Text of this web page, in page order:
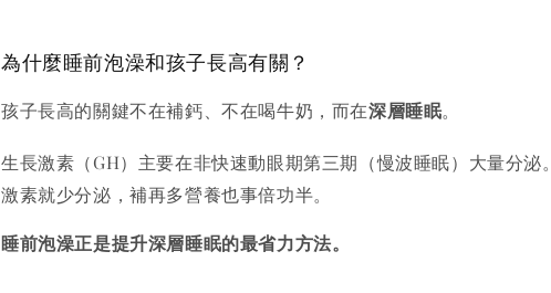
為什麼睡前泡澡和孩子長高有關？
孩子長高的關鍵不在補鈣、不在喝牛奶，而在深層睡眠。
生長激素（GH）主要在非快速動眼期第三期（慢波睡眠）大量分泌。
激素就少分泌，補再多營養也事倍功半。
睡前泡澡正是提升深層睡眠的最省力方法。